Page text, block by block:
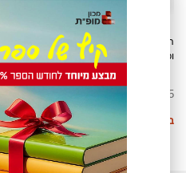
הקסם שבקשר: אינטרטקסט, קריאה
ופיתוח חשיבה
55
בחר אפשרויות